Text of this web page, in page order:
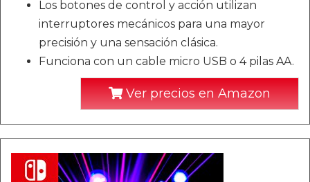
Los botones de control y acción utilizan
interruptores mecánicos para una mayor
precisión y una sensación clásica.
Funciona con un cable micro USB o 4 pilas AA.
Ver precios en Amazon